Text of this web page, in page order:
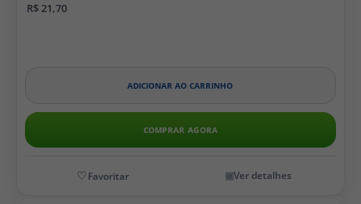
R$ 21,70
ADICIONAR AO CARRINHO
COMPRAR AGORA
Ver detalhes